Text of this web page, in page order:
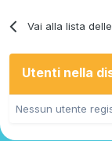
Vai alla lista
Utenti nella
Nessun utente